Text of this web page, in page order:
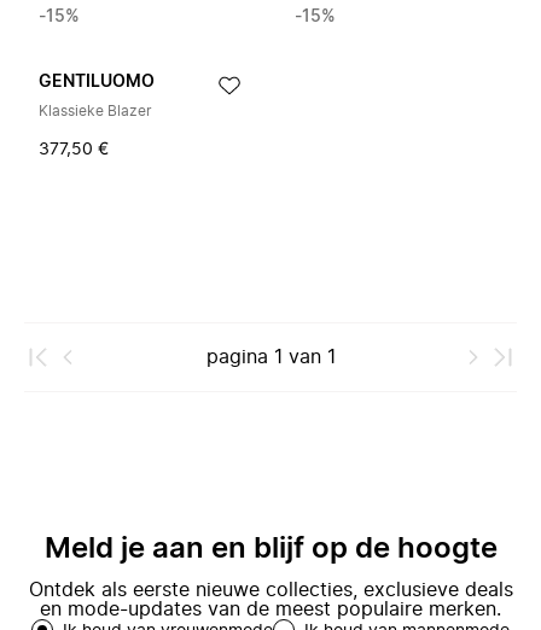
-15%
-15%
GENTILUOMO
Klassieke Blazer
377,50 €
pagina 1 van 1
Meld je aan en blijf op de hoogte
Ontdek als eerste nieuwe collecties, exclusieve deals
en mode-updates van de meest populaire merken.